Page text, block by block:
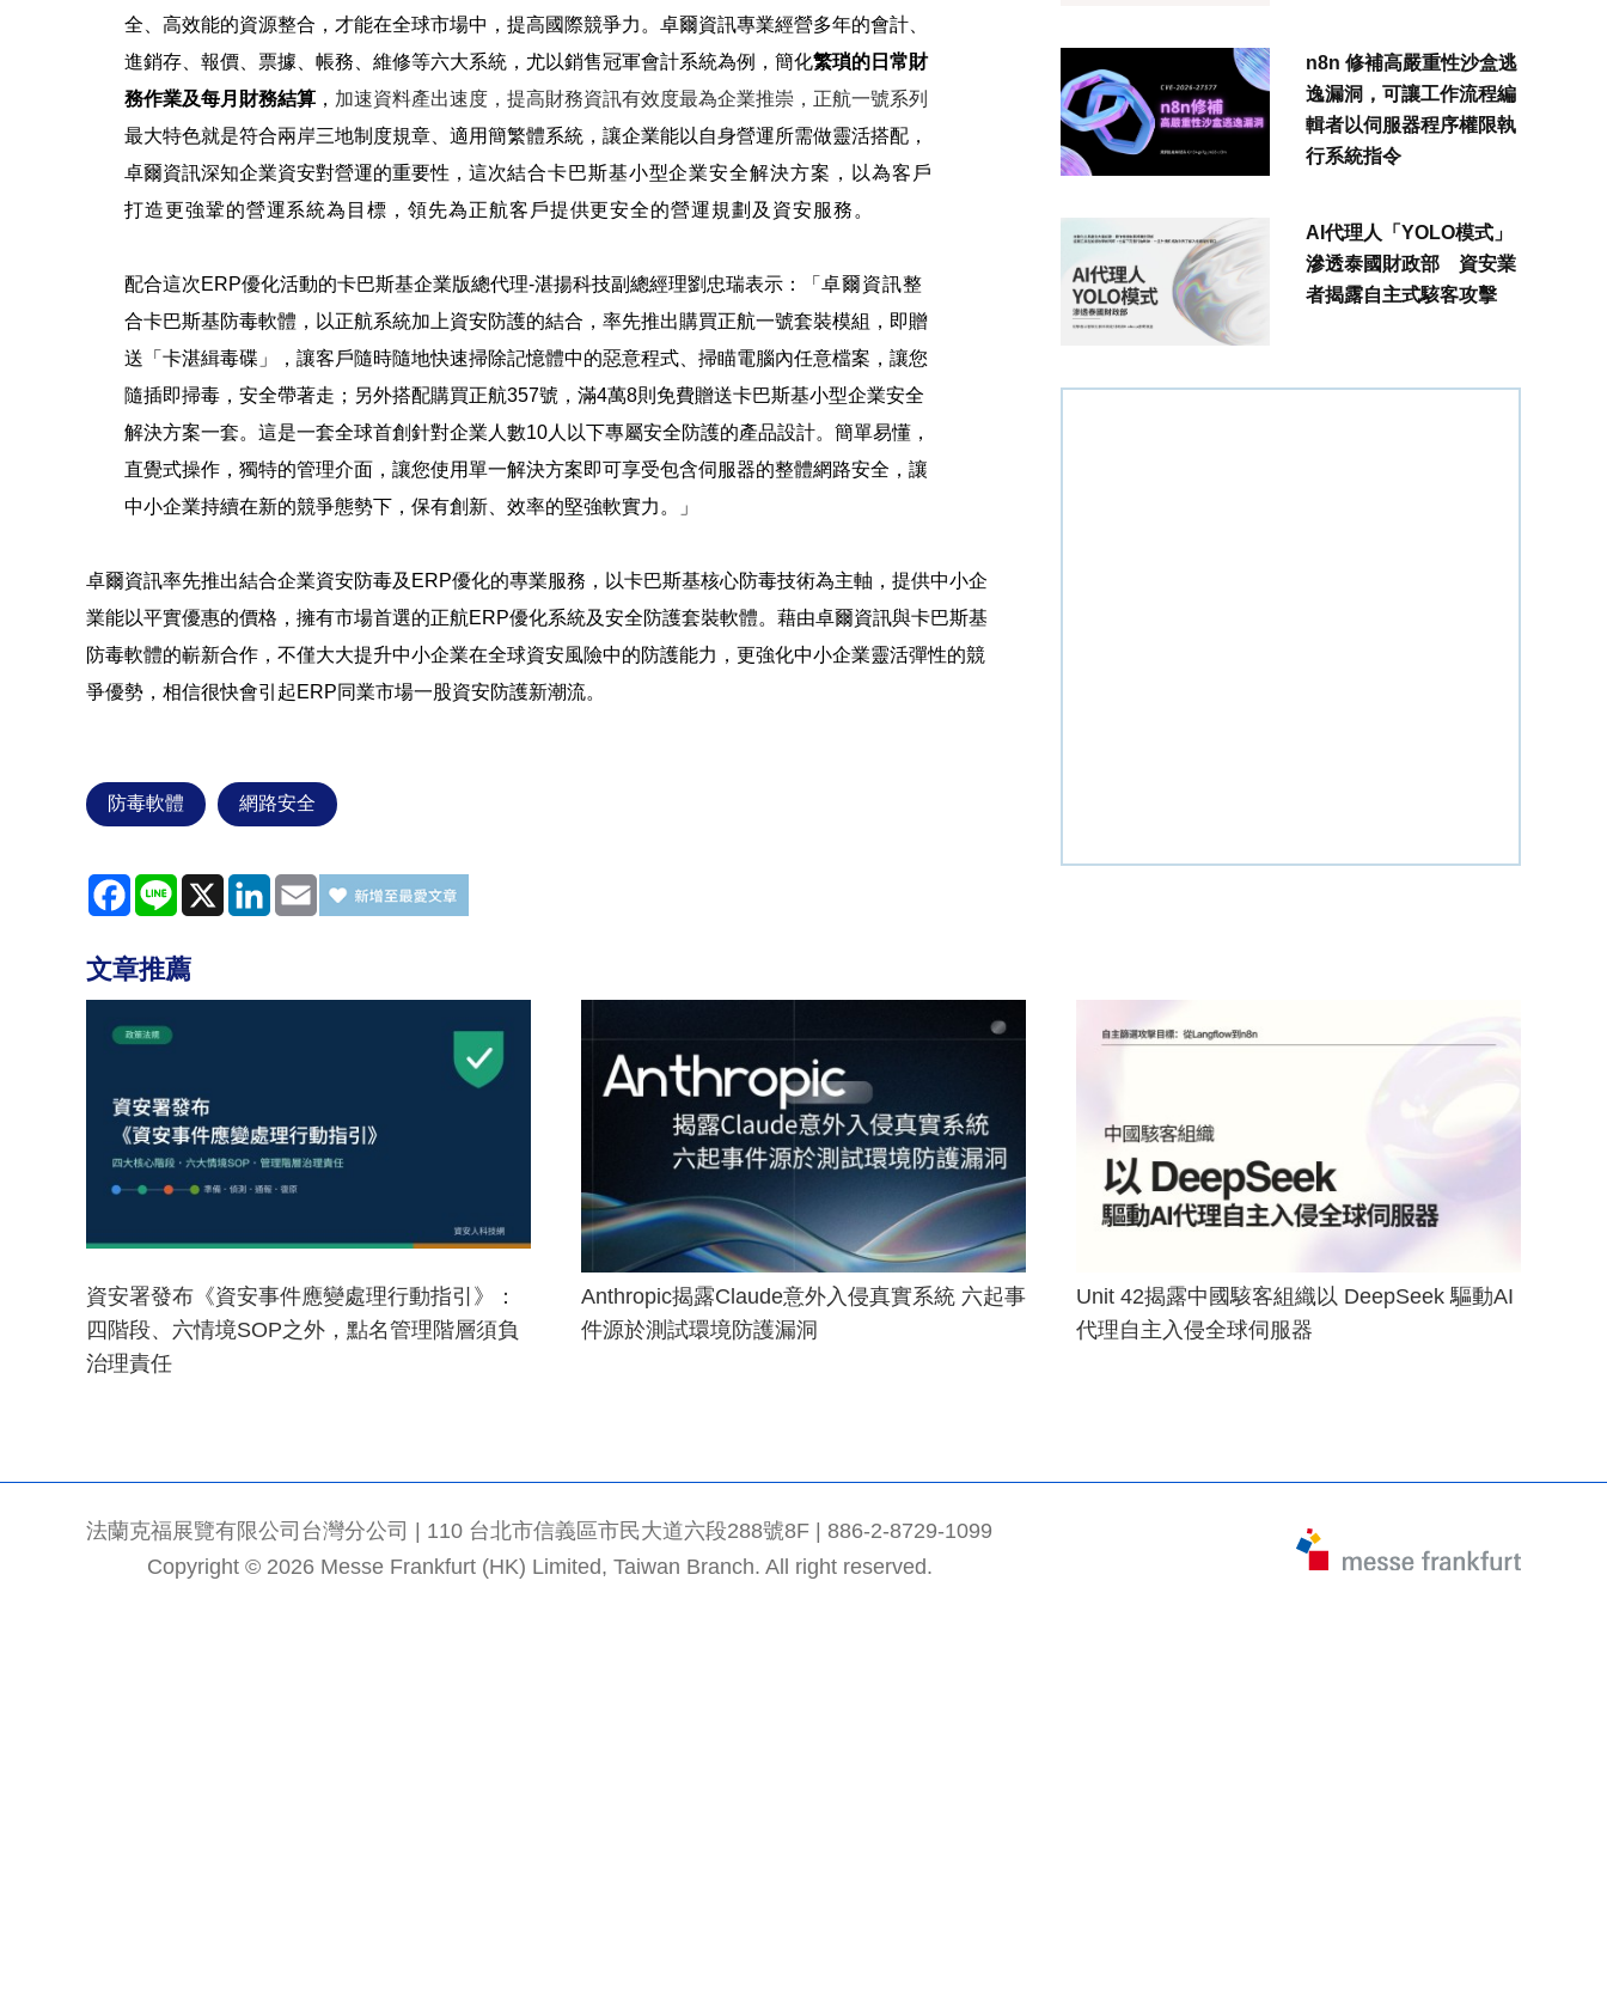
全、高效能的資源整合， 才能在全球市場中，提高國際競爭力。卓爾資訊專業經營多年的會計、
進銷存、報價、票據、帳務、維修等六大系統，尤以銷售冠軍會計系統為例，簡化繁瑣的日常財
務作業及每月財務結算 ， 加速資料產出速度，提高財務資訊有效度最為企業推崇，正航一號系列
最大特色就是符合兩岸三地制度規章、適用簡繁體系統，讓企業能以自身營運所需做靈活搭配，
卓爾資訊深知企業資安對營運的重要性，這次結合卡巴斯基小型企業安全解決方案，以為客戶
打造更強鞏的營運系統為目標，領先為正航客戶提供更安全的營運規劃及資安服務。
配合這次ERP優化活動的卡巴斯基企業版總代理-湛揚科技副總經理劉忠瑞表示：「 卓爾資訊整
合卡巴斯基防毒軟體，以正航系統加上資安防護的結合，率先推出購買正航一號套裝模組，即贈
送「卡湛緝毒碟」，讓客戶隨時隨地快速掃除記憶體中的惡意程式、掃瞄電腦內任意檔案，讓您
隨插即掃毒，安全帶著走；另外搭配購買正航357號，滿4萬8則免費贈送卡巴斯基小型企業安全
解決方案一套。這是一套全球首創針對企業人數10人以下專屬安全防護的產品設計。簡單易懂，
直覺式操作，獨特的管理介面，讓您使用單一解決方案即可享受包含伺服器的整體網路安全，讓
中小企業持續在新的競爭態勢下，保有創新、效率的堅強軟實力。」
卓爾資訊率先推出結合企業資安防毒及 ERP優化的專業服務，以卡巴斯基核心防毒技術為主軸，提供中小企
業能以平實優惠的價格，擁有市場首選的正航ERP優化系統及安全防護套裝軟體。藉由卓爾資訊與卡巴斯基
防毒軟體的嶄新合作，不僅大大提升中小企業在全球資安風險中的防護能力，更強化中小企業靈活彈性的競
爭優勢，相信很快會引起ERP同業市場一股資安防護新潮流。
防毒軟體 網路安全
Facebook
Line X LinkedInEmail
n8n 修補高嚴重性沙盒逃
逸漏洞，可讓工作流程編
輯者以伺服器程序權限執
行系統指令
AI代理人「YOLO模式」
滲透泰國財政部 資安業
者揭露自主式駭客攻擊
文章推薦
資安署發布《資安事件應變處理行動指引》：
四階段、六情境SOP之外，點名管理階層須負
治理責任
Anthropic揭露Claude意外入侵真實系統 六起事
件源於測試環境防護漏洞
Unit 42揭露中國駭客組織以 DeepSeek 驅動AI
代理自主入侵全球伺服器
法蘭克福展覽有限公司台灣分公司 | 110 台北市信義區市民大道六段288號8F | 886-2-8729-1099
Copyright © 2026 Messe Frankfurt (HK) Limited, Taiwan Branch. All right reserved.